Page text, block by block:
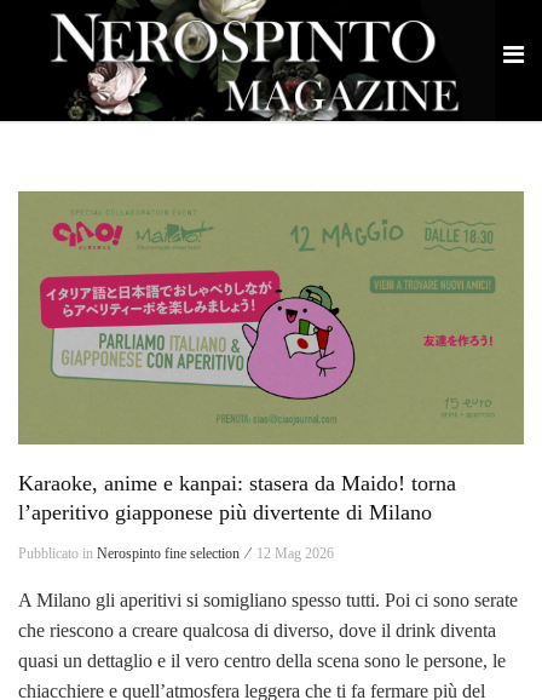
Karaoke, anime e kanpai: stasera da Maido! torna
l’aperitivo giapponese più divertente di Milano
Pubblicato in Nerospinto fine selection ⁄ 12 Mag 2026
A Milano gli aperitivi si somigliano spesso tutti. Poi ci sono serate
che riescono a creare qualcosa di diverso, dove il drink diventa
quasi un dettaglio e il vero centro della scena sono le persone, le
chiacchiere e quell’atmosfera leggera che ti fa fermare più del